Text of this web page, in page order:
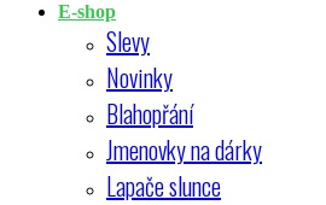
E-shop
Slevy
Novinky
Blahopřání
Jmenovky na dárky
Lapače slunce